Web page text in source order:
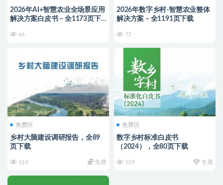
2026年AI+智慧农业全场景应用
解决方案白皮书 – 全1173页下
66
2026年数字乡村-智慧农业整体
解决方案 – 全1191页下载
73
免费区
乡村大脑建设调研报告，全89
页下载
114 免费
免费区
数字乡村标准白皮书
（2024），全80页下载
129 专属